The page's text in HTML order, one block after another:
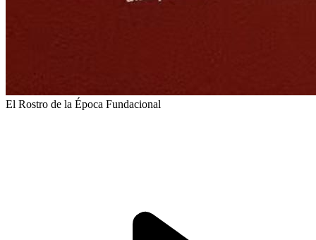
El Rostro de la Época Fundacional